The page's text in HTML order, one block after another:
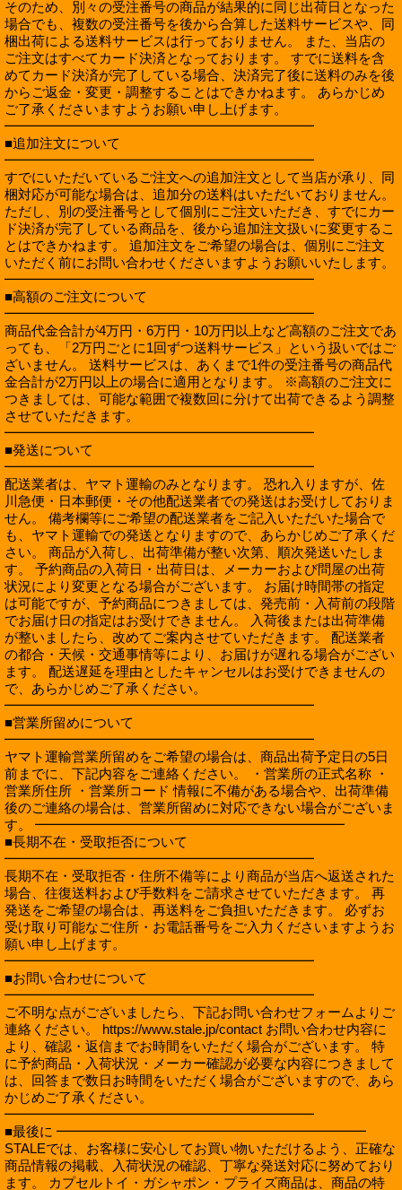
そのため、別々の受注番号の商品が結果的に同じ出荷日となった
場合でも、複数の受注番号を後から合算した送料サービスや、同
梱出荷による送料サービスは行っておりません。 また、当店の
ご注文はすべてカード決済となっております。 すでに送料を含
めてカード決済が完了している場合、決済完了後に送料のみを後
からご返金・変更・調整することはできかねます。 あらかじめ
ご了承くださいますようお願い申し上げます。
━━━━━━━━━━━━━━━━━━━━━━━
■追加注文について
━━━━━━━━━━━━━━━━━━━━━━━
すでにいただいているご注文への追加注文として当店が承り、同
梱対応が可能な場合は、追加分の送料はいただいておりません。
ただし、別の受注番号として個別にご注文いただき、すでにカー
ド決済が完了している商品を、後から追加注文扱いに変更するこ
とはできかねます。 追加注文をご希望の場合は、個別にご注文
いただく前にお問い合わせくださいますようお願いいたします。
━━━━━━━━━━━━━━━━━━━━━━━
■高額のご注文について
━━━━━━━━━━━━━━━━━━━━━━━
商品代金合計が4万円・6万円・10万円以上など高額のご注文であ
っても、「2万円ごとに1回ずつ送料サービス」という扱いではご
ざいません。 送料サービスは、あくまで1件の受注番号の商品代
金合計が2万円以上の場合に適用となります。 ※高額のご注文に
つきましては、可能な範囲で複数回に分けて出荷できるよう調整
させていただきます。
━━━━━━━━━━━━━━━━━━━━━━━
■発送について
━━━━━━━━━━━━━━━━━━━━━━━
配送業者は、ヤマト運輸のみとなります。 恐れ入りますが、佐
川急便・日本郵便・その他配送業者での発送はお受けしておりま
せん。 備考欄等にご希望の配送業者をご記入いただいた場合で
も、ヤマト運輸での発送となりますので、あらかじめご了承くだ
さい。 商品が入荷し、出荷準備が整い次第、順次発送いたしま
す。 予約商品の入荷日・出荷日は、メーカーおよび問屋の出荷
状況により変更となる場合がございます。 お届け時間帯の指定
は可能ですが、予約商品につきましては、発売前・入荷前の段階
でお届け日の指定はお受けできません。 入荷後または出荷準備
が整いましたら、改めてご案内させていただきます。 配送業者
の都合・天候・交通事情等により、お届けが遅れる場合がござい
ます。 配送遅延を理由としたキャンセルはお受けできませんの
で、あらかじめご了承ください。
━━━━━━━━━━━━━━━━━━━━━━━
■営業所留めについて
━━━━━━━━━━━━━━━━━━━━━━━
ヤマト運輸営業所留めをご希望の場合は、商品出荷予定日の5日
前までに、下記内容をご連絡ください。 ・営業所の正式名称 ・
営業所住所 ・営業所コード 情報に不備がある場合や、出荷準備
後のご連絡の場合は、営業所留めに対応できない場合がございま
す。 ━━━━━━━━━━━━━━━━━━━━━━━
■長期不在・受取拒否について
━━━━━━━━━━━━━━━━━━━━━━━
長期不在・受取拒否・住所不備等により商品が当店へ返送された
場合、往復送料および手数料をご請求させていただきます。 再
発送をご希望の場合は、再送料をご負担いただきます。 必ずお
受け取り可能なご住所・お電話番号をご入力くださいますようお
願い申し上げます。
━━━━━━━━━━━━━━━━━━━━━━━
■お問い合わせについて
━━━━━━━━━━━━━━━━━━━━━━━
ご不明な点がございましたら、下記お問い合わせフォームよりご
連絡ください。 https://www.stale.jp/contact お問い合わせ内容に
より、確認・返信までお時間をいただく場合がございます。 特
に予約商品・入荷状況・メーカー確認が必要な内容につきまして
は、回答まで数日お時間をいただく場合がございますので、あら
かじめご了承ください。
━━━━━━━━━━━━━━━━━━━━━━━
■最後に ━━━━━━━━━━━━━━━━━━━━━━━
STALEでは、お客様に安心してお買い物いただけるよう、正確な
商品情報の掲載、入荷状況の確認、丁寧な発送対応に努めており
ます。 カプセルトイ・ガシャポン・プライズ商品は、商品の特